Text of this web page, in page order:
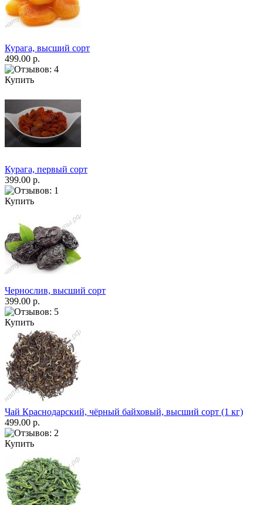
Курага, высший сорт
499.00 р.
Купить
Курага, первый сорт
399.00 р.
Купить
Чернослив, высший сорт
399.00 р.
Купить
Чай Краснодарский, чёрный байховый, высший сорт (1 кг)
499.00 р.
Купить